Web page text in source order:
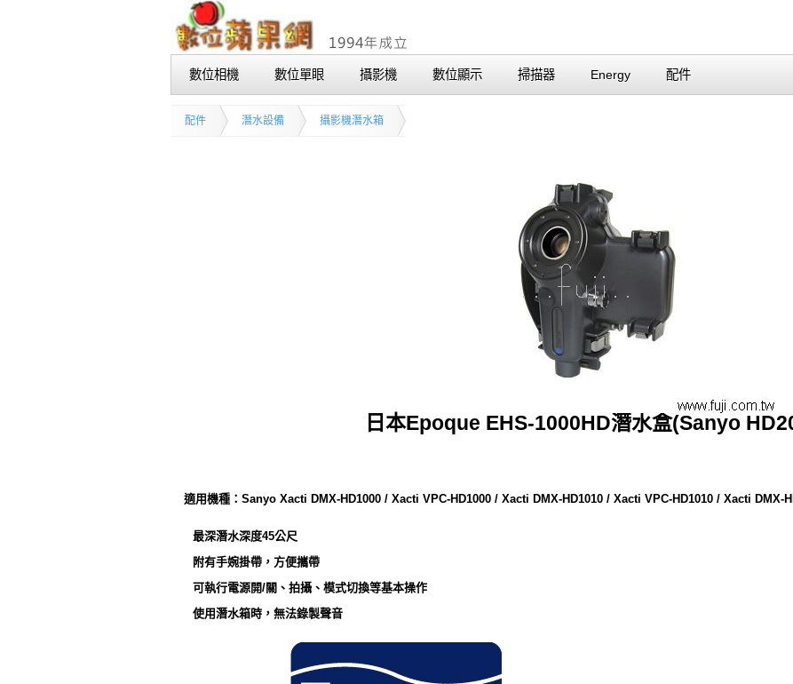
數位相機 數位單眼 攝影機 數位顯示 掃描器 Energy 配件
配件 潛水設備 攝影機潛水箱
日本Epoque EHS-1000HD潛水盒(Sanyo
適用機種： Sanyo Xacti DMX-HD1000 / Xacti VPC-HD1000 / Xacti DMX-HD1010 / Xacti VPC-HD1010 / Xacti DMX-
最深潛水深度45公尺
附有手婉掛帶，方便攜帶
可執行電源開/關、拍攝、模式切換等基本操作
使用潛水箱時，無法錄製聲音